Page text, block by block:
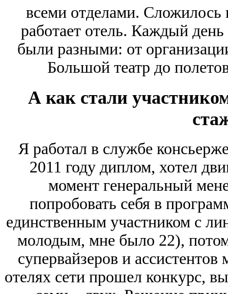
всеми отделами. Сложилось
работает отель. Каждый
были разными: от
Большой театр до
А как стали
Я работал в службе
2011 году диплом, хотел
момент генеральный
попробовать себя в
единственным участником с
молодым, мне было 22),
супервайзеров и
отелях сети прошел конкурс,